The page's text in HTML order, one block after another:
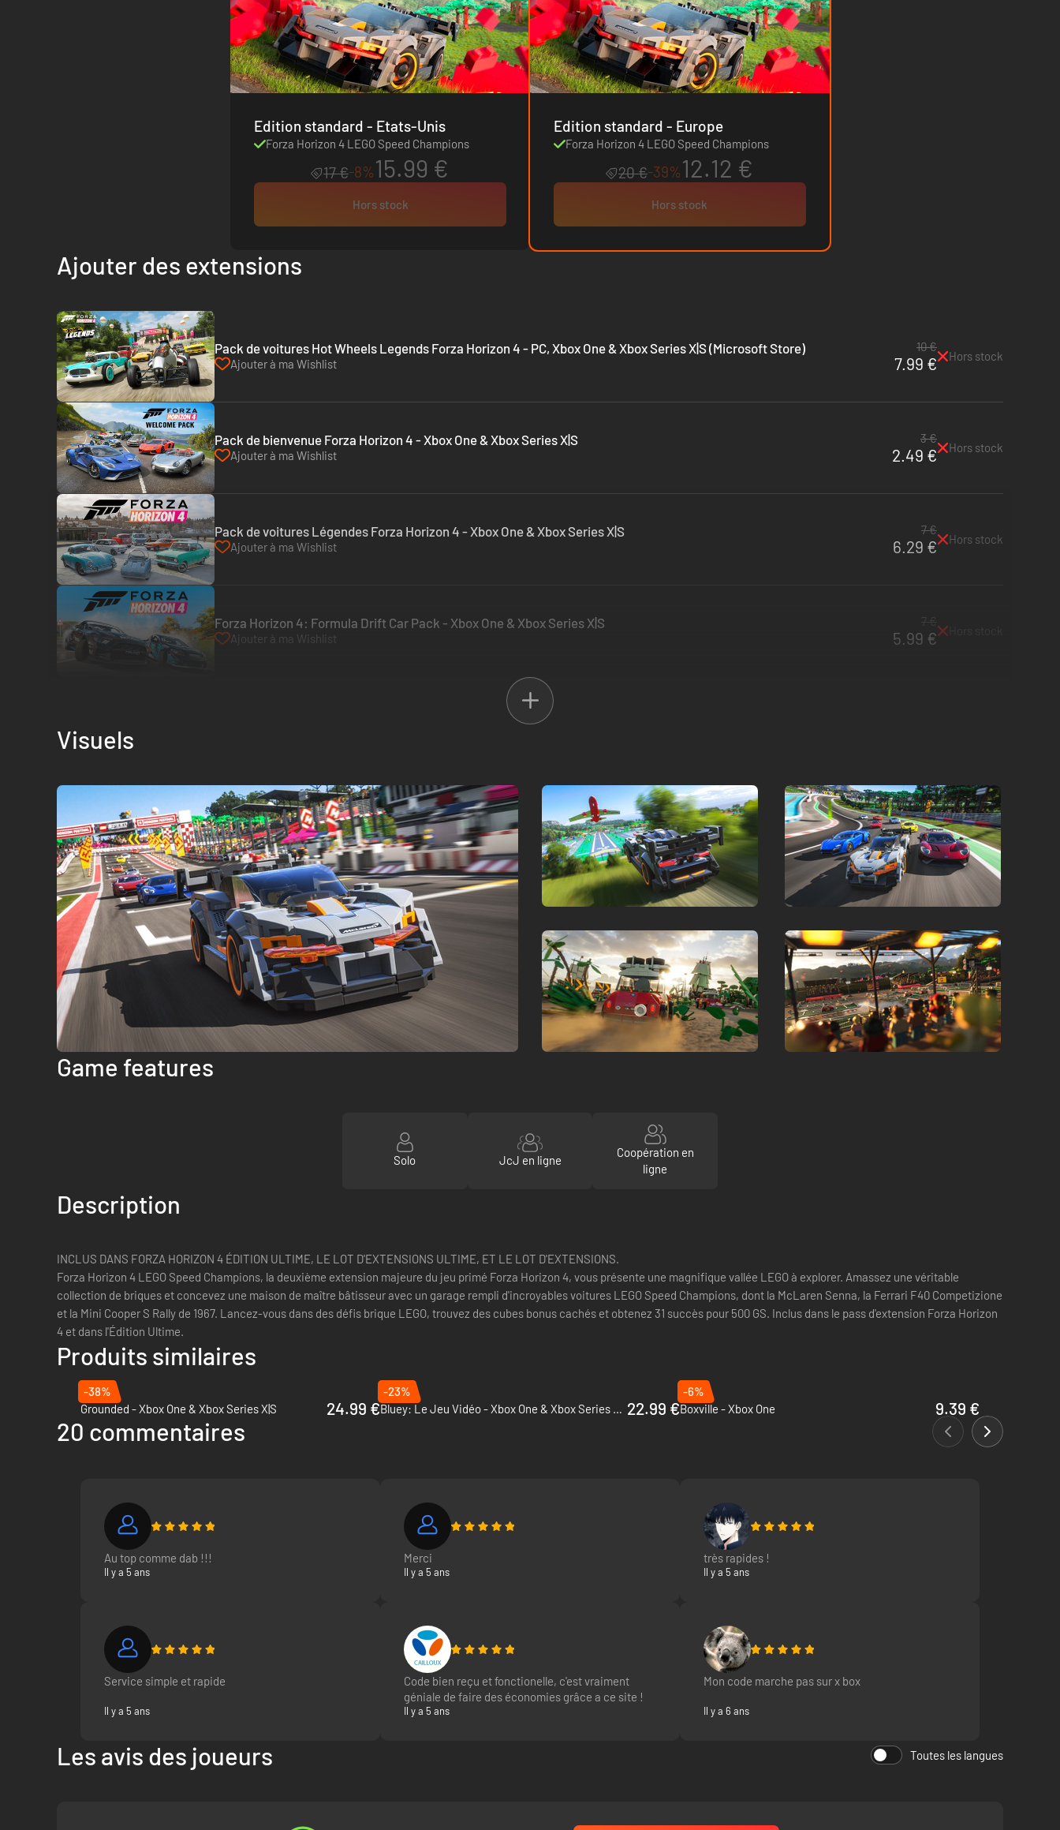
Edition standard - Etats-Unis
Forza Horizon 4 LEGO Speed Champions
17 €-8%15.99 €
Hors stock
Edition standard - Europe
Forza Horizon 4 LEGO Speed Champions
20 €-39%12.12 €
Hors stock
Ajouter des extensions
Pack de voitures Hot Wheels Legends Forza Horizon 4 - PC, Xbox One & Xbox Series X|S (Microsoft Store)
Ajouter à ma Wishlist
10 €
7.99 € Hors stock
Pack de bienvenue Forza Horizon 4 - Xbox One & Xbox Series X|S
Ajouter à ma Wishlist
3 €
2.49 € Hors stock
Pack de voitures Légendes Forza Horizon 4 - Xbox One & Xbox Series X|S
Ajouter à ma Wishlist
7 €
6.29 € Hors stock
Forza Horizon 4: Formula Drift Car Pack - Xbox One & Xbox Series X|S
Ajouter à ma Wishlist 5.99 €
Visuels
Game features
Solo JcJ en ligne
Coopération en
ligne
Description
INCLUS DANS FORZA HORIZON 4 ÉDITION ULTIME, LE LOT D'EXTENSIONS ULTIME, ET LE LOT D'EXTENSIONS.
Forza Horizon 4 LEGO Speed Champions, la deuxième extension majeure du jeu primé Forza Horizon 4, vous présente une magnifique vallée LEGO à explorer. Amassez une véritable
collection de briques et concevez une maison de maître bâtisseur avec un garage rempli d'incroyables voitures LEGO Speed Champions, dont la McLaren Senna, la Ferrari F40 Competizione
et la Mini Cooper S Rally de 1967. Lancez-vous dans des défis brique LEGO, trouvez des cubes bonus cachés et obtenez 31 succès pour 500 GS. Inclus dans le pass d'extension Forza Horizon
4 et dans l'Édition Ultime.
Produits similaires
-38%
Grounded - Xbox One & Xbox Series X|S
24.99 €
-23%
Bluey: Le Jeu Vidéo - Xbox One & Xbox Series X|S 22.99 €
-6%
Boxville - Xbox One
9.39 €
20 commentaires
Au top comme dab !!!
Il y a 5 ans
Merci
Il y a 5 ans
très rapides !
Il y a 5 ans
Service simple et rapide
Il y a 5 ans
Code bien reçu et fonctionelle, c'est vraiment
géniale de faire des économies grâce a ce site !
Il y a 5 ans
Mon code marche pas sur x box
Il y a 6 ans
Les avis des joueurs Toutes les langues